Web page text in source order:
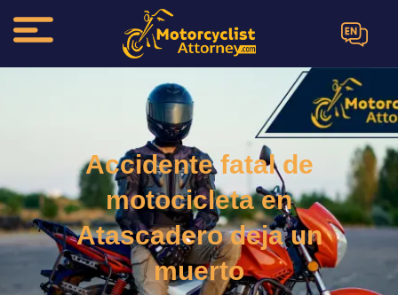
EN
Accidente fatal de
motocicleta en
Atascadero deja un
muerto